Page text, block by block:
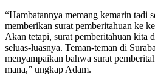
“Hambatannya memang kemarin tadi
memberikan surat pemberitahuan ke
Akan tetapi, surat pemberitahuan kita
seluas-luasnya. Teman-teman di
menyampaikan bahwa surat
mana,” ungkap Adam.